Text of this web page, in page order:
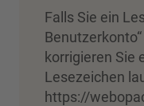
Falls Sie ein
korrigieren Sie
Lesezeichen
https://